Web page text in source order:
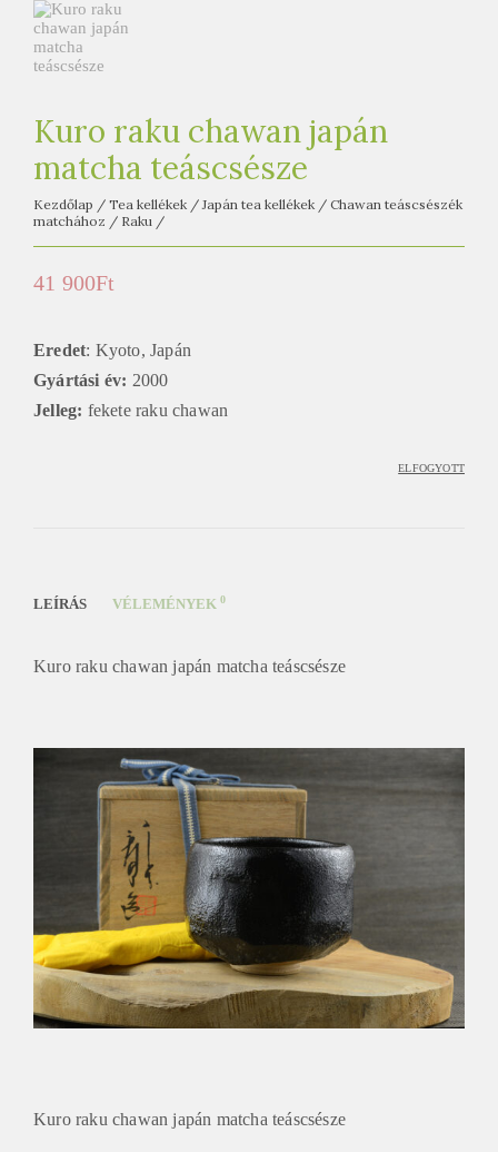
t
e
h
á
z
Kuro raku chawan japán
matcha teáscsésze
Kezdőlap / Tea kellékek / Japán tea kellékek / Chawan teáscsészék
matchához / Raku /
41 900Ft
Eredet: Kyoto, Japán
Gyártási év: 2000
Jelleg: fekete raku chawan
ELFOGYOTT
LEÍRÁS VÉLEMÉNYEK 0
Kuro raku chawan japán matcha teáscsésze
Kuro raku chawan japán matcha teáscsésze